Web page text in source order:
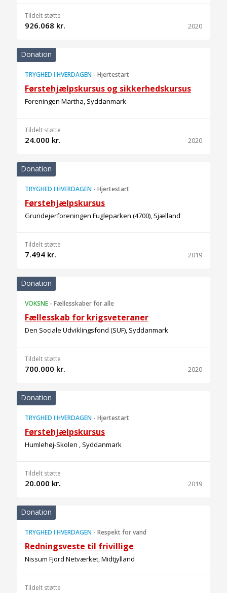
Tildelt støtte
926.068 kr. 2020
Donation
TRYGHED I HVERDAGEN - Hjertestart
Førstehjælpskursus og sikkerhedskursus
Foreningen Martha, Syddanmark
Tildelt støtte
24.000 kr. 2020
Donation
TRYGHED I HVERDAGEN - Hjertestart
Førstehjælpskursus
Grundejerforeningen Fugleparken (4700), Sjælland
Tildelt støtte
7.494 kr. 2019
Donation
VOKSNE - Fællesskaber for alle
Fællesskab for krigsveteraner
Den Sociale Udviklingsfond (SUF), Syddanmark
Tildelt støtte
700.000 kr. 2020
Donation
TRYGHED I HVERDAGEN - Hjertestart
Førstehjælpskursus
Humlehøj-Skolen , Syddanmark
Tildelt støtte
20.000 kr. 2019
Donation
TRYGHED I HVERDAGEN - Respekt for vand
Redningsveste til frivillige
Nissum Fjord Netværket, Midtjylland
Tildelt støtte